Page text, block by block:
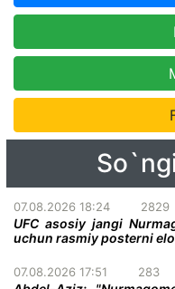
07.08.2026 18:24 2829
UFC asosiy jangi
uchun rasmiy posterni
07.08.2026 17:51 283